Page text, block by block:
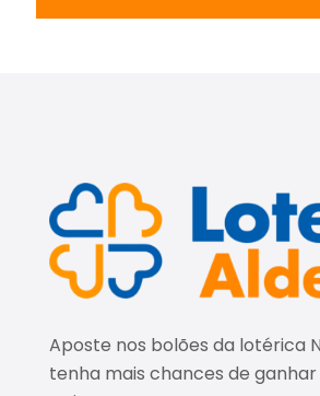
Aposte nos bolões da lotérica
tenha mais chances de ganhar